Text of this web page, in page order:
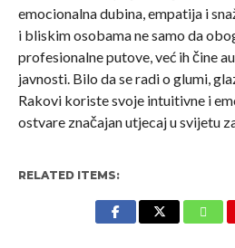
emocionalna dubina, empatija i
i bliskim osobama ne samo da
profesionalne putove, već ih čine
javnosti. Bilo da se radi o glumi,
Rakovi koriste svoje intuitivne i
ostvare značajan utjecaj u svijetu
RELATED ITEMS: